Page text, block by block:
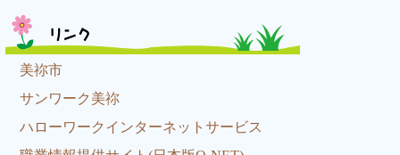
リンク
美祢市
サンワーク美祢
ハローワークインターネットサービス